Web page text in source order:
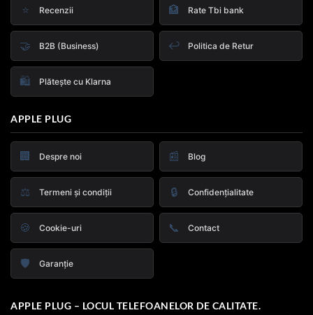
⭐ Recenzii 🏦 Rate Tbi bank
🤝 B2B (Business) ↩️ Politica de Retur
🛍️ Plătește cu Klarna
APPLE PLUG
🏢 Despre noi 📰 Blog
⚖️ Termeni și condiții 🔒 Confidențialitate
🍪 Cookie-uri 📞 Contact
🛡️ Garanție
APPLE PLUG – LOCUL TELEFOANELOR DE CALITATE.